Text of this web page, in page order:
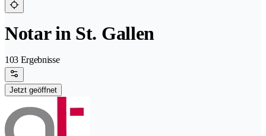
Notar in St. Gallen
103 Ergebnisse
Jetzt geöffnet